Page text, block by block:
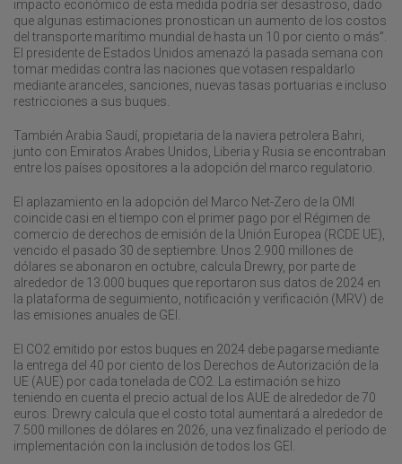
impacto económico de esta medida podría ser desastroso, dado
que algunas estimaciones pronostican un aumento de los costos
del transporte marítimo mundial de hasta un 10 por ciento o más”.
El presidente de Estados Unidos amenazó la pasada semana con
tomar medidas contra las naciones que votasen respaldarlo
mediante aranceles, sanciones, nuevas tasas portuarias e incluso
restricciones a sus buques.
También Arabia Saudí, propietaria de la naviera petrolera Bahri,
junto con Emiratos Arabes Unidos, Liberia y Rusia se encontraban
entre los países opositores a la adopción del marco regulatorio.
El aplazamiento en la adopción del Marco Net-Zero de la OMI
coincide casi en el tiempo con el primer pago por el Régimen de
comercio de derechos de emisión de la Unión Europea (RCDE UE),
vencido el pasado 30 de septiembre. Unos 2.900 millones de
dólares se abonaron en octubre, calcula Drewry, por parte de
alrededor de 13.000 buques que reportaron sus datos de 2024 en
la plataforma de seguimiento, notificación y verificación (MRV) de
las emisiones anuales de GEI.
El CO2 emitido por estos buques en 2024 debe pagarse mediante
la entrega del 40 por ciento de los Derechos de Autorización de la
UE (AUE) por cada tonelada de CO2. La estimación se hizo
teniendo en cuenta el precio actual de los AUE de alrededor de 70
euros. Drewry calcula que el costo total aumentará a alrededor de
7.500 millones de dólares en 2026, una vez finalizado el período de
implementación con la inclusión de todos los GEI.